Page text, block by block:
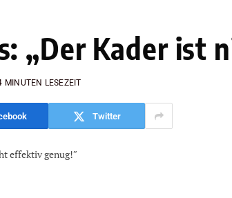
„Der Kader ist
MINUTEN LESEZEIT
Twitter